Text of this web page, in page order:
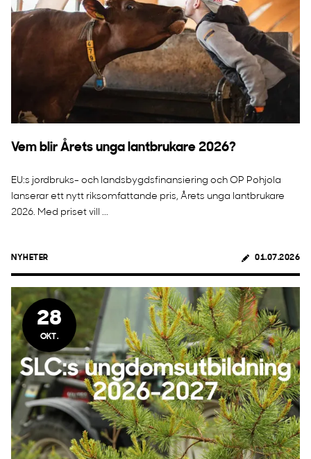
Vem blir Årets unga lantbrukare 2026?
EU:s jordbruks- och landsbygdsfinansiering och OP Pohjola
lanserar ett nytt riksomfattande pris, Årets unga lantbrukare
2026. Med priset vill ...
NYHETER 01.07.2026
28
OKT.